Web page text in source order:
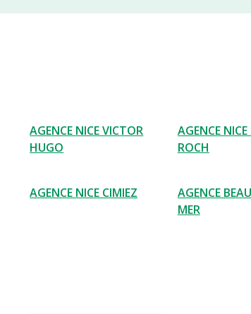
AGENCE NICE VICTOR
HUGO
AGENCE
ROCH
AGENCE NICE CIMIEZ
AGENCE
MER